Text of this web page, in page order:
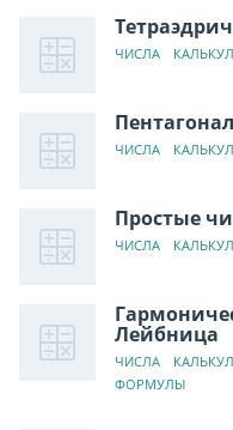
ЧИСЛА
ЧИСЛА
Простые
ЧИСЛА
Лейбница
ЧИСЛА
ФОРМУЛЫ